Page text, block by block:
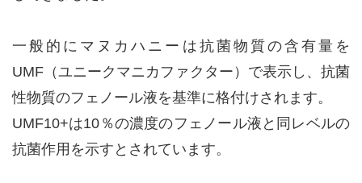
一般的にマヌカハニーは抗菌物質の含有量を
UMF（ユニークマニカファクター）で表示し、抗菌
性物質のフェノール液を基準に格付けされます。
UMF10+は10％の濃度のフェノール液と同レベルの
抗菌作用を示すとされています。